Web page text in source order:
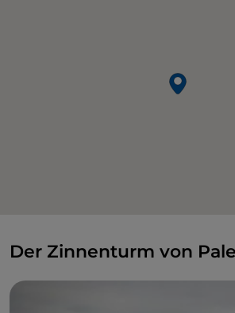
Der Zinnenturm von